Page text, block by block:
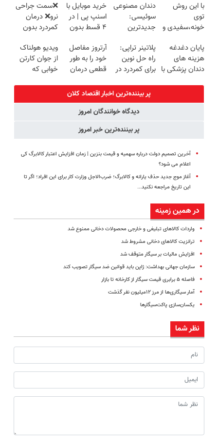
روزه ساخت!
رو پرکن)
رو پر کن)
با این روش
توی
خونه،سفیدی و
برگردون
(40%off)
دندان مصنوعی
سوئیسی:
جدیدترین
سبک و مقاوم |
پرداخت قسطی
خرید موبایل با
اسنپ پی | در
۴ قسط بدون
❌سمت جراحی
نرو❌ درمان
کمردرد بدون
پایان دغدغه
هزینه های
دندان پزشکی با
پلاتینر تراپی:
راه حل نوین
برای کمردرد در
آرتروز مفاصل
خود را به طور
قطعی درمان
◗پرسش‌نامه◖
ویدیو هولناک
از جوان کارتن
خوابی که
پر بیننده‌ترین اخبار اقتصاد كلان
دیدگاه خوانندگان امروز
پر بیننده‌ترین خبر امروز
آخرین تصمیم دولت درباره سهمیه و قیمت بنزین | زمان افزایش اعتبار کالابرگ کی
اعلام می شود؟
آغاز موج جدید حذف یارانه و کالابرگ؛ ضرب‌الاجل وزارت کار برای این افراد؛ اگر تا
این تاریخ مراجعه نکنید...
در همین زمینه
واردات کالاهای تبلیغی و خارجی محصولات دخانی ممنوع شد
ترانزیت کالاهای دخانی مشروط شد
افزایش مالیات بر سیگار متوقف شد
سازمان جهانی بهداشت: ژاپن باید قوانین ضد سیگار تصویب کند
فاصله ۵ برابری قیمت سیگار از کارخانه تا بازار
آمار سیگاری‌ها از مرز ۱۲میلیون نفر گذشت
یکسان‌سازی پاکت‌سیگار‌ها
نظر شما